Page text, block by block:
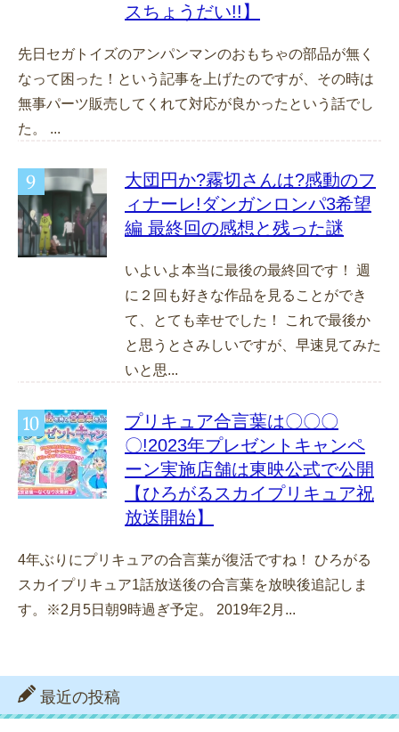
スちょうだい!!】
先日セガトイズのアンパンマンのおもちゃの部品が無く
なって困った！という記事を上げたのですが、その時は
無事パーツ販売してくれて対応が良かったという話でし
た。 ...
大団円か?霧切さんは?感動のフ
ィナーレ!ダンガンロンパ3希望
編 最終回の感想と残った謎
いよいよ本当に最後の最終回です！ 週
に２回も好きな作品を見ることができ
て、とても幸せでした！ これで最後か
と思うとさみしいですが、早速見てみた
いと思...
プリキュア合言葉は〇〇〇
〇!2023年プレゼントキャンペ
ーン実施店舗は東映公式で公開
【ひろがるスカイプリキュア祝
放送開始】
4年ぶりにプリキュアの合言葉が復活ですね！ ひろがる
スカイプリキュア1話放送後の合言葉を放映後追記しま
す。※2月5日朝9時過ぎ予定。 2019年2月...
最近の投稿